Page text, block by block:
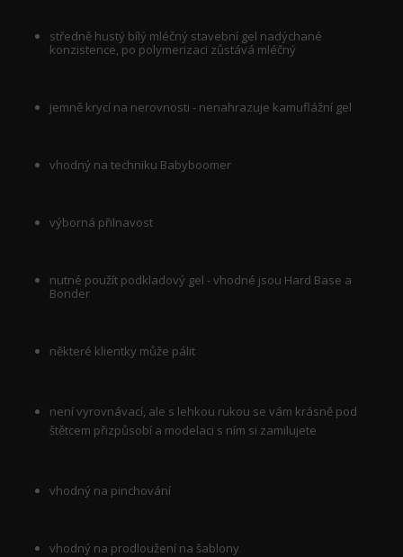
středně hustý bílý mléčný stavební gel nadýchané
konzistence, po polymerizaci zůstává mléčný
jemně krycí na nerovnosti - nenahrazuje kamuflážní gel
vhodný na techniku Babyboomer
výborná přilnavost
nutné použít podkladový gel - vhodné jsou Hard Base a
Bonder
některé klientky může pálit
není vyrovnávací, ale s lehkou rukou se vám krásně pod
štětcem přizpůsobí a modelaci s ním si zamilujete
vhodný na pinchování
vhodný na prodloužení na šablony